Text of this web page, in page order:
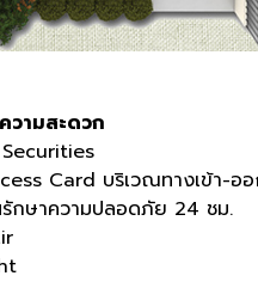
วามสะดวก
Card บริเวณทางเข้า-อ
กษาความปลอดภัย 24 ชม.